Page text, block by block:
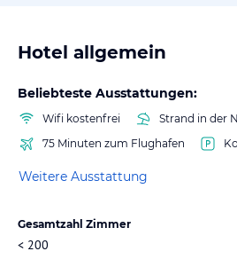
Hotel allgemein
Beliebteste Ausstattungen:
Wifi kostenfrei Strand in der
75 Minuten zum Flughafen
Weitere Ausstattung
Gesamtzahl Zimmer
< 200